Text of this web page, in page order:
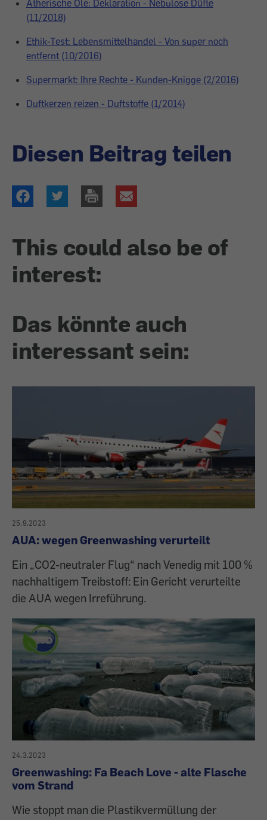
Ätherische Öle: Deklaration - Nebulose Düfte
(11/2018)
Ethik-Test: Lebensmittelhandel - Von super noch
entfernt (10/2016)
Supermarkt: Ihre Rechte - Kunden-Knigge (2/2016)
Duftkerzen reizen - Duftstoffe (1/2014)
Diesen Beitrag teilen
This could also be of
interest:
Das könnte auch
interessant sein:
25.9.2023
AUA: wegen Greenwashing verurteilt
Ein „CO2-neutraler Flug“ nach Venedig mit 100 %
nachhaltigem Treibstoff: Ein Gericht verurteilte
die AUA wegen Irreführung.
24.3.2023
Greenwashing: Fa Beach Love - alte Flasche
vom Strand
Wie stoppt man die Plastikvermüllung der